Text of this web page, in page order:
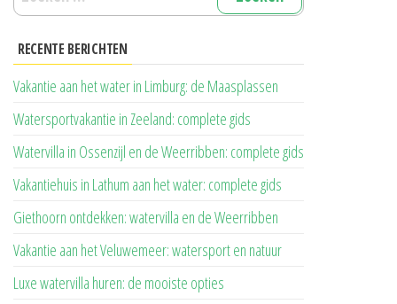
naar:
RECENTE BERICHTEN
Vakantie aan het water in Limburg: de Maasplassen
Watersportvakantie in Zeeland: complete gids
Watervilla in Ossenzijl en de Weerribben: complete gids
Vakantiehuis in Lathum aan het water: complete gids
Giethoorn ontdekken: watervilla en de Weerribben
Vakantie aan het Veluwemeer: watersport en natuur
Luxe watervilla huren: de mooiste opties